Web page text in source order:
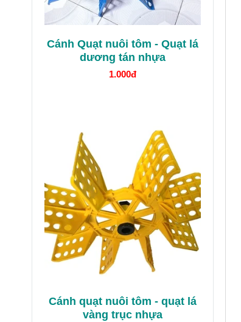
Cánh Quạt nuôi tôm - Quạt lá
dương tán nhựa
1.000đ
Cánh quạt nuôi tôm - quạt lá
vàng trục nhựa